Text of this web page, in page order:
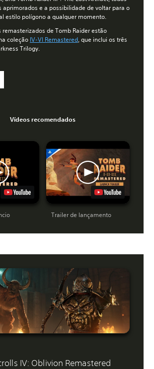
aprimorados e a possibilidade de voltar para o
estilo polígono a qualquer momento.
remasterizados de Tomb Raider estão
coleção IV-VI Remastered, que inclui os três
Trilogy.
Vídeos recomendados
Trailer de lançamento
IV: Oblivion Remastered